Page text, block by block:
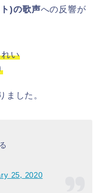
)の歌声への反響が
い
ました。
25, 2020